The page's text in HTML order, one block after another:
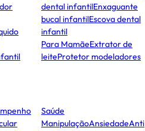
dental infantilEnxaguante
bucal infantilEscova dental
infantil
Para MamãeExtrator de
leiteProtetor modeladores
Saúde
ManipulaçãoAnsiedadeAnti